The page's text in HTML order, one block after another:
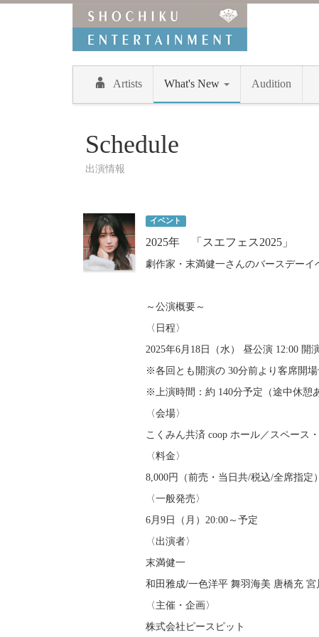
Artists What's New Audition
Schedule
出演情報
イベント
2025年 「スエフェス2025」
劇作家・末満健一さんのバースデーイ
～公演概要～
〈日程〉
2025年6月18日（水） 昼公演 12:00 開
※各回とも開演の 30分前より客席開場
※上演時間：約 140分予定（途中休憩
〈会場〉
こくみん共済 coop ホール／スペース
〈料金〉
8,000円（前売・当日共/税込/全席指定）
〈一般発売〉
6月9日（月）20:00～予定
〈出演者〉
末満健一
和田雅成/一色洋平 舞羽海美 唐橋充
〈主催・企画〉
株式会社ピースピット